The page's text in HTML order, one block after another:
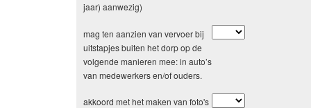
jaar) aanwezig)
mag ten aanzien van vervoer bij
uitstapjes buiten het dorp op de
volgende manieren mee: in auto’s
van medewerkers en/of ouders.
akkoord met het maken van foto's